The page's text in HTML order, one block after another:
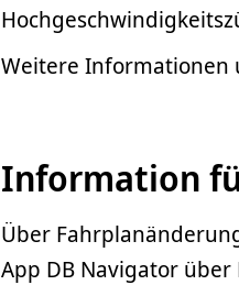
Weitere Informationen
Information
Über
App DB Navigator